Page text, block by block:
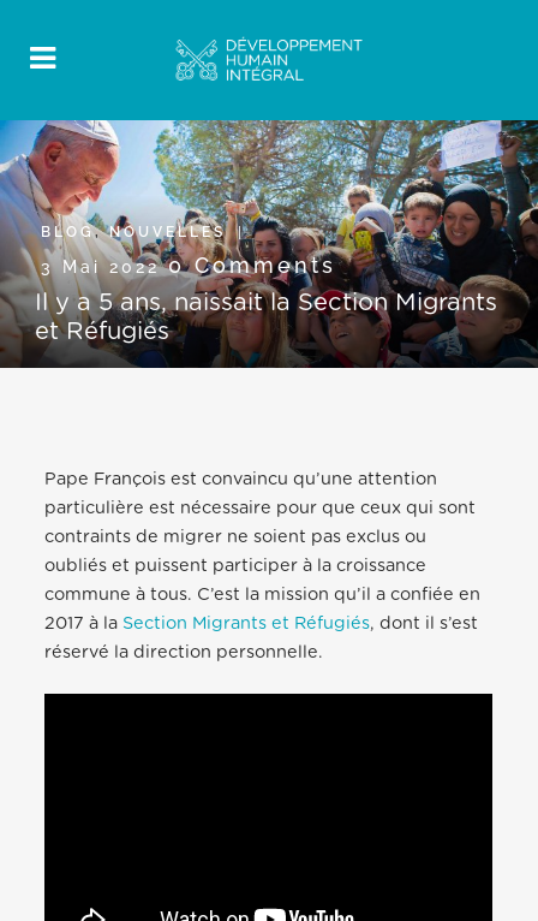
BLOG,NOUVELLES
3 Mai 20220 Comments
Il y a 5 ans, naissait la Section Migrants
et Réfugiés
Pape François est convaincu qu’une attention
particulière est nécessaire pour que ceux qui sont
contraints de migrer ne soient pas exclus ou
oubliés et puissent participer à la croissance
commune à tous. C’est la mission qu’il a confiée en
2017 à la Section Migrants et Réfugiés,dont il s’est
réservé la direction personnelle.